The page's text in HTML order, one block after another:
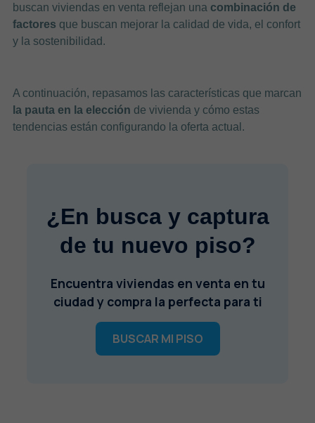
buscan viviendas en venta reflejan una combinación de
factores que buscan mejorar la calidad de vida, el confort
y la sostenibilidad.
A continuación, repasamos las características que marcan
la pauta en la elección de vivienda y cómo estas
tendencias están configurando la oferta actual.
¿En busca y captura
de tu nuevo piso?
Encuentra viviendas en venta en tu
ciudad y compra la perfecta para ti
BUSCAR MI PISO